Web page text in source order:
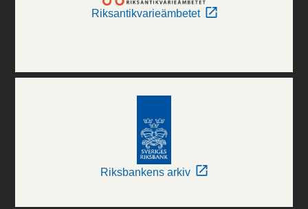
Riksantikvarieämbetet
Riksbankens arkiv